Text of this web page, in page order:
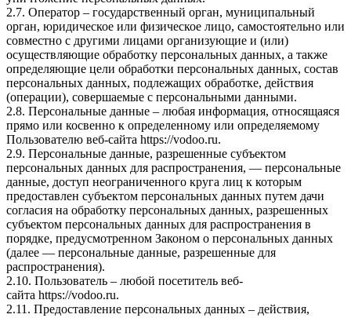
2.7. Оператор – государственный орган, муниципальный
орган, юридическое или физическое лицо, самостоятельно или
совместно с другими лицами организующие и (или)
осуществляющие обработку персональных данных, а также
определяющие цели обработки персональных данных, состав
персональных данных, подлежащих обработке, действия
(операции), совершаемые с персональными данными.
2.8. Персональные данные – любая информация, относящаяся
прямо или косвенно к определенному или определяемому
Пользователю веб-сайта https://vodoo.ru.
2.9. Персональные данные, разрешенные субъектом
персональных данных для распространения, — персональные
данные, доступ неограниченного круга лиц к которым
предоставлен субъектом персональных данных путем дачи
согласия на обработку персональных данных, разрешенных
субъектом персональных данных для распространения в
порядке, предусмотренном Законом о персональных данных
(далее — персональные данные, разрешенные для
распространения).
2.10. Пользователь – любой посетитель веб-
сайта https://vodoo.ru.
2.11. Предоставление персональных данных – действия,